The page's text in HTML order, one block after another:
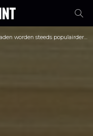
worden steeds populairder. Maar waarom?